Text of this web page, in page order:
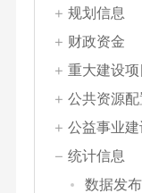
规划信息
财政资金
重大建设项
公共资源配
公益事业建
统计信息
数据发布